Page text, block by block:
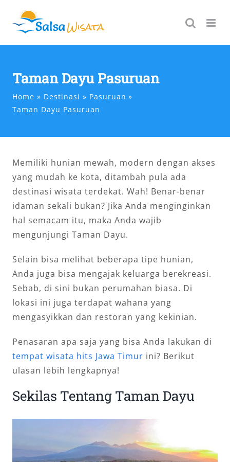
content
Taman Dayu Pasuruan
Home Destinasi
Pasuruan
Taman Dayu Pasuruan
Memiliki hunian mewah, modern dengan akses
yang mudah ke kota, ditambah pula ada
destinasi wisata terdekat. Wah! Benar-benar
idaman sekali bukan? Jika Anda menginginkan
hal semacam itu, maka Anda wajib
mengunjungi Taman Dayu.
Selain bisa melihat beberapa tipe hunian,
Anda juga bisa mengajak keluarga berekreasi.
Sebab, di sini bukan perumahan biasa. Di
lokasi ini juga terdapat wahana yang
mengasyikkan dan restoran yang kekinian.
Penasaran apa saja yang bisa Anda lakukan di
tempat wisata hits Jawa Timur ini? Berikut
ulasan lebih lengkapnya!
Sekilas Tentang Taman Dayu